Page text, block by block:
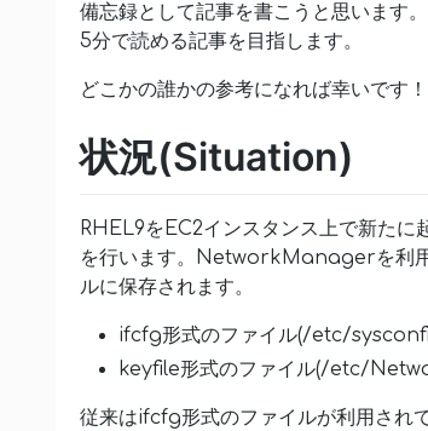
備忘録として記事を書こうと思います。
5分で読める記事を目指します。
どこかの誰かの参考になれば幸いです！
状況(Situation)
RHEL9をEC2インスタンス上で新た
を行います。NetworkManagerを利用
ルに保存されます。
ifcfg形式のファイル(/etc/
keyfile形式のファイル(/etc/
従来はifcfg形式のファイルが利用され